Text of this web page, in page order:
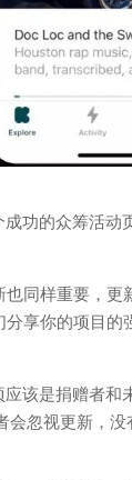
功的众筹活动
同样重要，
享你的项目的
该是捐赠者和
会忽视更新，